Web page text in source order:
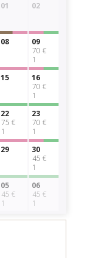
01 02
08
09
70 €
1
15
16
70 €
1
22
75 €
1
23
70 €
1
29
30
45 €
1
05
45 €
1
06
45 €
1